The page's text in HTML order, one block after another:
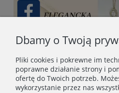
Dbamy o Twoją
Pliki cookies i pokrewne im
poprawne działanie strony i
ofertę do Twoich potrzeb.
wykorzystanie przez nas